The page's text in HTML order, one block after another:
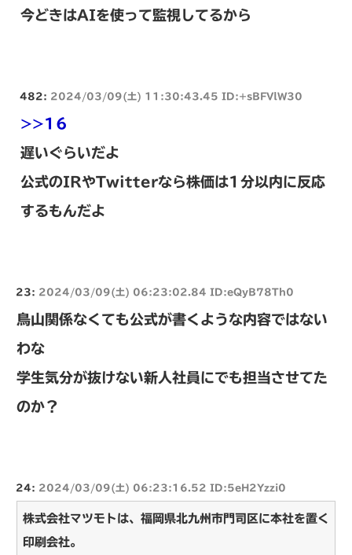
今どきはAIを使って監視してるから
482: 2024/03/09(土) 11:30:43.45 ID:+sBFVlW30
>>16
遅いぐらいだよ
公式のIRやTwitterなら株価は1分以内に反応
するもんだよ
23: 2024/03/09(土) 06:23:02.84 ID:eQyB78Th0
鳥山関係なくても公式が書くような内容ではない
わな
学生気分が抜けない新人社員にでも担当させてた
のか？
24: 2024/03/09(土) 06:23:16.52 ID:5eH2Yzzi0
株式会社マツモトは、福岡県北九州市門司区に本社を置く
印刷会社。